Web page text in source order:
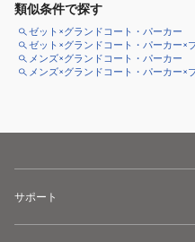
類似条件で探す
ゼット×グランドコート・パーカー
ゼット×グランドコート・パーカー×
メンズ×グランドコート・パーカー
メンズ×グランドコート・パーカー×
サポート